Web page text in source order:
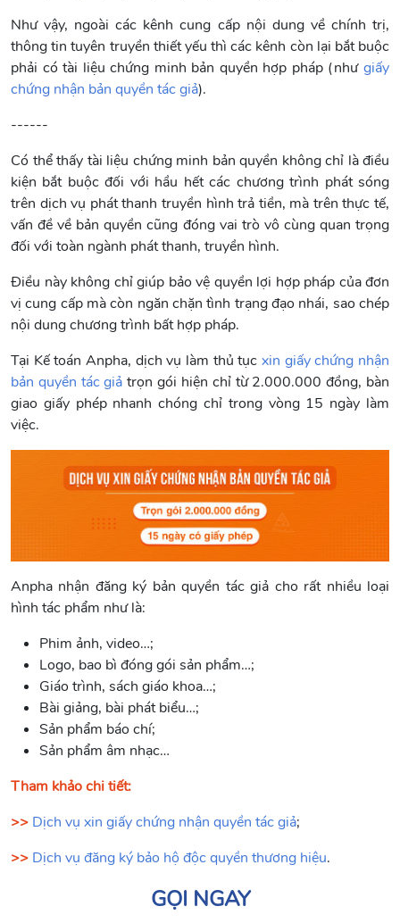
Như vậy, ngoài các kênh cung cấp nội dung về chính trị,
thông tin tuyên truyền thiết yếu thì các kênh còn lại bắt buộc
phải có tài liệu chứng minh bản quyền hợp pháp (như giấy
chứng nhận bản quyền tác giả).
------
Có thể thấy tài liệu chứng minh bản quyền không chỉ là điều
kiện bắt buộc đối với hầu hết các chương trình phát sóng
trên dịch vụ phát thanh truyền hình trả tiền, mà trên thực tế,
vấn đề về bản quyền cũng đóng vai trò vô cùng quan trọng
đối với toàn ngành phát thanh, truyền hình.
Điều này không chỉ giúp bảo vệ quyền lợi hợp pháp của đơn
vị cung cấp mà còn ngăn chặn tình trạng đạo nhái, sao chép
nội dung chương trình bất hợp pháp.
Tại Kế toán Anpha, dịch vụ làm thủ tục xin giấy chứng nhận
bản quyền tác giả trọn gói hiện chỉ từ 2.000.000 đồng, bàn
giao giấy phép nhanh chóng chỉ trong vòng 15 ngày làm
việc.
Anpha nhận đăng ký bản quyền tác giả cho rất nhiều loại
hình tác phẩm như là:
Phim ảnh, video…;
Logo, bao bì đóng gói sản phẩm…;
Giáo trình, sách giáo khoa…;
Bài giảng, bài phát biểu…;
Sản phẩm báo chí;
Sản phẩm âm nhạc…
Tham khảo chi tiết:
>> Dịch vụ xin giấy chứng nhận quyền tác giả;
>> Dịch vụ đăng ký bảo hộ độc quyền thương hiệu.
GỌI NGAY